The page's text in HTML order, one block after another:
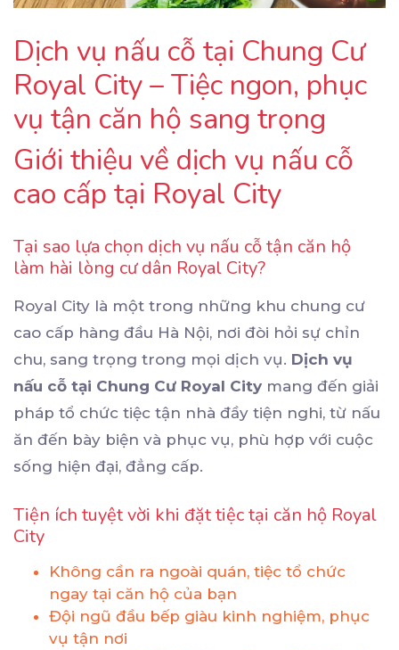
Dịch vụ nấu cỗ tại Chung Cư
Royal City – Tiệc ngon, phục
vụ tận căn hộ sang trọng
Giới thiệu về dịch vụ nấu cỗ
cao cấp tại Royal City
Tại sao lựa chọn dịch vụ nấu cỗ tận căn hộ
làm hài lòng cư dân Royal City?
Royal City là một trong những khu chung cư
cao cấp hàng đầu Hà Nội, nơi đòi hỏi sự chỉn
chu, sang trọng trong mọi dịch vụ. Dịch vụ
nấu cỗ tại Chung Cư Royal City mang đến giải
pháp tổ chức tiệc tận nhà đầy tiện nghi, từ nấu
ăn đến bày biện và phục vụ, phù hợp với cuộc
sống hiện đại, đẳng cấp.
Tiện ích tuyệt vời khi đặt tiệc tại căn hộ Royal
City
Không cần ra ngoài quán, tiệc tổ chức
ngay tại căn hộ của bạn
Đội ngũ đầu bếp giàu kinh nghiệm, phục
vụ tận nơi